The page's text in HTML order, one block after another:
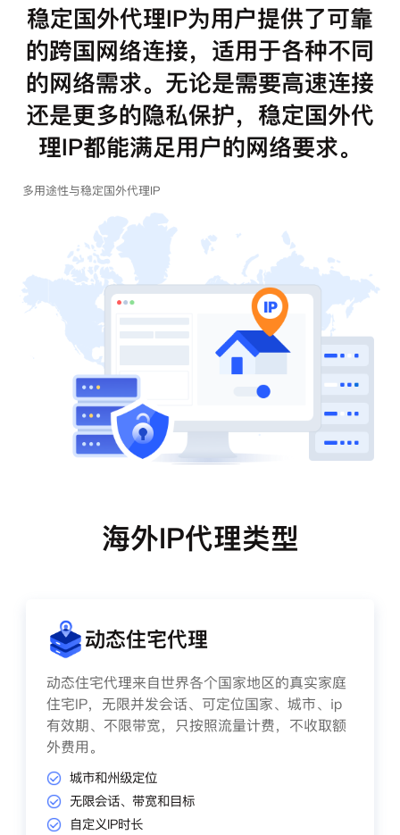
稳定国外代理IP为用户提供了可靠
的跨国网络连接，适用于各种不同
的网络需求。无论是需要高速连接
还是更多的隐私保护，稳定国外代
理IP都能满足用户的网络要求。
多用途性与稳定国外代理IP
海外IP代理类型
动态住宅代理
动态住宅代理来自世界各个国家地区的真实家庭
住宅IP，无限并发会话、可定位国家、城市、ip
有效期、不限带宽，只按照流量计费，不收取额
外费用。
城市和州级定位
无限会话、带宽和目标
自定义IP时长